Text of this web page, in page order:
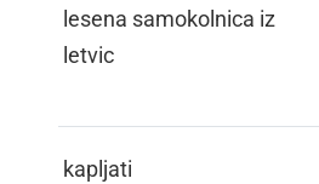
lesena samokolnica iz
letvic
kapljati